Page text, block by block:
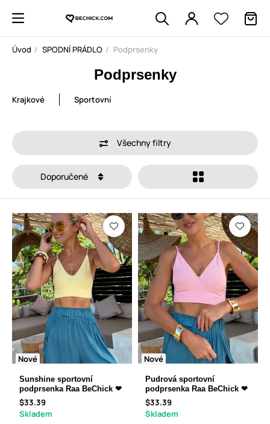
Úvod SPODNÍ PRÁDLO Podprsenky
Podprsenky
Krajkové Sportovní
Všechny filtry
Doporučené
Nové
Sunshine sportovní
podprsenka Raa BeChick ❤
$33.39
Skladem
Nové
Pudrová sportovní
podprsenka Raa BeChick ❤
$33.39
Skladem